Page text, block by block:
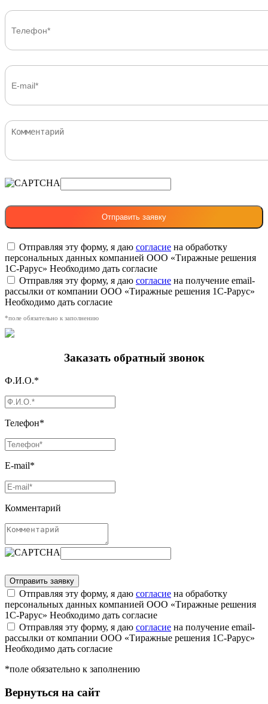
Отправляя эту форму, я даю согласие на обработку
персональных данных компанией ООО «Тиражные решения
1С-Рарус» Необходимо дать согласие
Отправляя эту форму, я даю согласие на получение email-
рассылки от компании ООО «Тиражные решения 1С-Рарус»
Необходимо дать согласие
*поле обязательно к заполнению
Заказать обратный звонок
Ф.И.О.*
Телефон*
E-mail*
Комментарий
Отправляя эту форму, я даю согласие на обработку
персональных данных компанией ООО «Тиражные решения
1С-Рарус» Необходимо дать согласие
Отправляя эту форму, я даю согласие на получение email-
рассылки от компании ООО «Тиражные решения 1С-Рарус»
Необходимо дать согласие
*поле обязательно к заполнению
Вернуться на сайт